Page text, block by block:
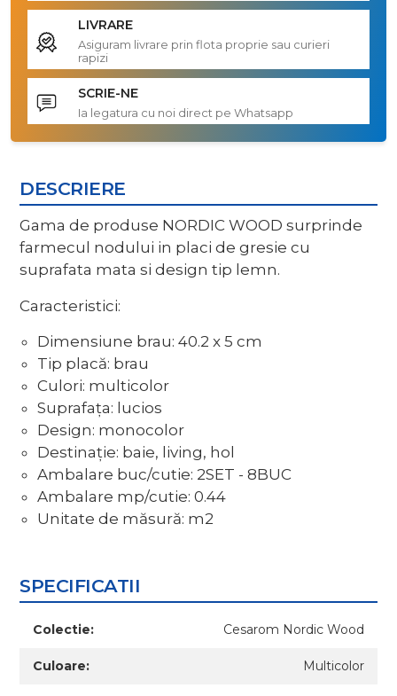
LIVRARE
Asiguram livrare prin flota proprie sau curieri
rapizi
SCRIE-NE
Ia legatura cu noi direct pe Whatsapp
DESCRIERE
Gama de produse NORDIC WOOD surprinde
farmecul nodului in placi de gresie cu
suprafata mata si design tip lemn.
Caracteristici:
Dimensiune brau: 40.2 x 5 cm
Tip placă: brau
Culori: multicolor
Suprafața: lucios
Design: monocolor
Destinație: baie, living, hol
Ambalare buc/cutie: 2SET - 8BUC
Ambalare mp/cutie: 0.44
Unitate de măsură: m2
SPECIFICATII
Colectie: Cesarom Nordic Wood
Culoare: Multicolor